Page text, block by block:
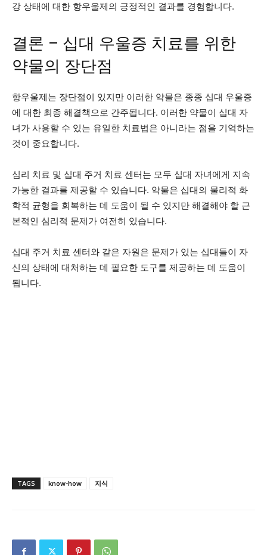
강 상태에 대한 항우울제의 긍정적인 결과를 경험합니다.
결론 – 십대 우울증 치료를 위한
약물의 장단점
항우울제는 장단점이 있지만 이러한 약물은 종종 십대 우울증
에 대한 최종 해결책으로 간주됩니다. 이러한 약물이 십대 자
녀가 사용할 수 있는 유일한 치료법은 아니라는 점을 기억하는
것이 중요합니다.
심리 치료 및 십대 주거 치료 센터는 모두 십대 자녀에게 지속
가능한 결과를 제공할 수 있습니다. 약물은 십대의 물리적 화
학적 균형을 회복하는 데 도움이 될 수 있지만 해결해야 할 근
본적인 심리적 문제가 여전히 있습니다.
십대 주거 치료 센터와 같은 자원은 문제가 있는 십대들이 자
신의 상태에 대처하는 데 필요한 도구를 제공하는 데 도움이
됩니다.
TAGS know-how 지식